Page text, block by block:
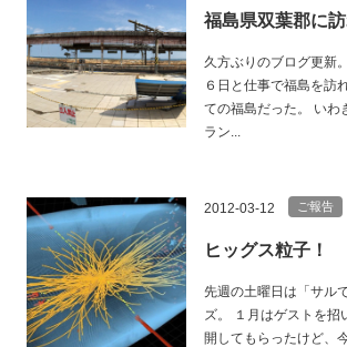
福島県双葉郡に
久方ぶりのブログ更新
６日と仕事で福島を訪
ての福島だった。 いわ
ラン...
2012-03-12 ご報告
ヒッグス粒子！
先週の土曜日は「サル
ズ。 １月はゲストを招
開してもらったけど、